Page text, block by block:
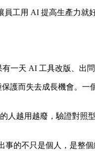
工用 AI 提高生產力就
一天 AI 工具改版、出
護而失去成長機會。
人越用越廢，驗證對照
的不只是個人，是整個